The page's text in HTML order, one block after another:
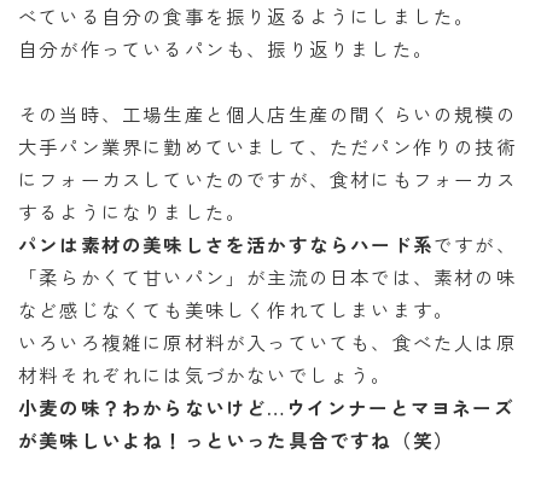
べている自分の食事を振り返るようにしました。
自分が作っているパンも、振り返りました。
その当時、工場生産と個人店生産の間くらいの規模の
大手パン業界に勤めていまして、ただパン作りの技術
にフォーカスしていたのですが、食材にもフォーカス
するようになりました。
パンは素材の美味しさを活かすならハード系ですが、
「柔らかくて甘いパン」が主流の日本では、素材の味
など感じなくても美味しく作れてしまいます。
いろいろ複雑に原材料が入っていても、食べた人は原
材料それぞれには気づかないでしょう。
小麦の味？わからないけど…ウインナーとマヨネーズ
が美味しいよね！っといった具合ですね（笑）